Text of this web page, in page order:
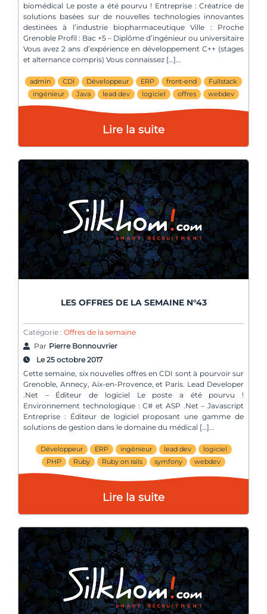
biomédical Le poste a été pourvu ! Entreprise : Créatrice de
solutions basées sur de nouvelles technologies innovantes
destinées à l’industrie biopharmaceutique Ville : Proche
Grenoble Profil : Bac +5 – Diplôme d’ingénieur ou universitaire
Vous avez 2 ans d’expérience en développement C++ (stages
et alternance compris) Vous connaissez […]
admin CDI Développeur ERP front-end
Fullstack
ingénieur
Java lead dev logiciel offres webdev
Lire la suite
LES OFFRES DE LA SEMAINE N°43
Catégorie : Offres de la semaine
Par Pierre Bonnouvrier
Le 25 octobre 2017
Cette semaine, six nouvelles offres en CDI sont à pourvoir sur
Grenoble, Annecy, Aix-en-Provence, et Paris. Lead Developer
.Net – Éditeur de logiciel Le poste a été pourvu !
Environnement technologique : C# et ASP .Net – Javascript
Entreprise : Éditeur de logiciel proposant une gamme de
solutions de gestion dans le domaine du médical […]
Développeur ERP ingénieur lead dev
logiciel
PHP
Ruby Ruby on rails symfony webdev
Lire la suite